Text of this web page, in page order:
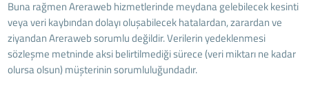
Buna rağmen Areraweb hizmetlerinde meydana gelebilecek kesinti
veya veri kaybından dolayı oluşabilecek hatalardan, zarardan ve
ziyandan Areraweb sorumlu değildir. Verilerin yedeklenmesi
sözleşme metninde aksi belirtilmediği sürece (veri miktarı ne kadar
olursa olsun) müşterinin sorumluluğundadır.